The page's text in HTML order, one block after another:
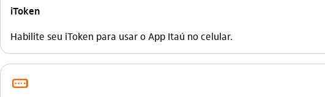
iToken
Habilite seu iToken para usar o App Itaú no celular.
senha_box_outline